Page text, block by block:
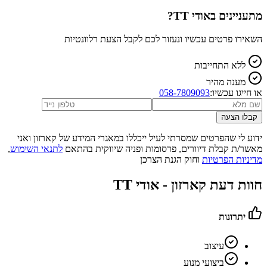
מתעניינים באודי TT ?
השאירו פרטים עכשיו ונעזור לכם לקבל הצעת רלוונטיות
ללא התחייבות
מענה מהיר
או חייגו עכשיו:058-7809093
קבלו הצעה
ידוע לי שהפרטים שמסרתי לעיל ייכללו במאגרי המידע של קארזון ואני
מאשר/ת קבלת דיוורים, פרסומות ופניה שיווקית בהתאם לתנאי השימוש,
מדיניות הפרטיות וחוק הגנת הצרכן
חוות דעת קארזון - אודי TT
יתרונות
עיצוב
ביצועי מנוע